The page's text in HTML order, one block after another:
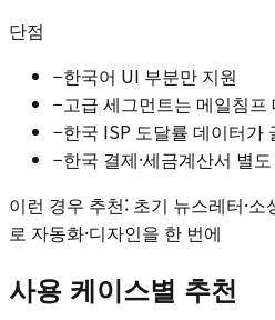
단점
−한국어 UI 부분만 지원
−고급 세그먼트는 메일침프
−한국 ISP 도달률 데이터가
−한국 결제·세금계산서 별
이런 경우 추천: 초기 뉴스레터·
로 자동화·디자인을 한 번에
사용 케이스별 추천